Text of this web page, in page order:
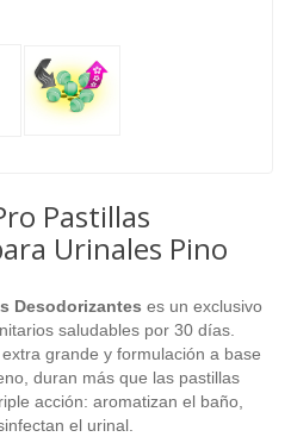
Pastillas
Urinales Pino
Desodorizantes es un exclusivo
saludables por 30 días.
grande y formulación a base
duran más que las pastillas
acción: aromatizan el baño,
el urinal.